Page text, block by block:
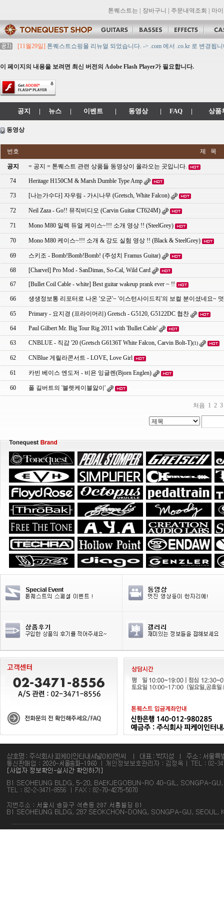
톤퀘스트는 장바구니 주문내역조회 마
[11월29일] 톤퀘스트쇼핑몰 리뉴얼 되었습니다. -> .com 에서 .co.kr 로 변경됩
[11월29일][대리점 모집] Gretsch, Jackson 대리점 모집!! 그레치기타, 잭슨기타
[11월29일]
2021년 추석 영업 시간 & 배송 공지
이 페이지의 내용을 보려면 최신 버전의 Adobe Flash Player가 필요합니다.
공지 | 뉴스 | 이벤트 | 동영상 | FAQ | 상품
동영상
번호 제 목
공지 = 공지 = 톤퀘스트 관련 상품들 동영상이 올라오는 곳입니다.
74 Heritage H150CM & Marsh Dumble Type Amp
73 [나는가수다] 자우림 - 가시나무 (Gretsch, White Falcon)
72 Neil Zaza - Go!! 뮤직비디오 (Carvin Guitar CT624M)
71 Mono M80 일렉 듀얼 케이스~!!! 소개 영상 !! (SteelGrey)
70 Mono M80 케이스~!!! 소개 & 강도 실험 영상 !! (Black & SteelGrey)
69 스키조 - Bomb!Bomb!Bomb! (주성치 Framus Guitar)
68
[Charvel] Pro Mod - SanDimas, So-Cal, Wild Card
67
[Bullet Coil Cable - white] Best guitar wakeup prank ever ~ !!
66 생생정보통 리포터로 나온 '오군'~ '이스턴사이드킥'의 보컬 분이셨네요~
65 Primary - 요지경 (프라이머리) Gretsch - G5120, G5122DC 협찬
64 Paul Gilbert Mr. Big Tour Rig 2011 with 'Bullet Cable'
63 CNBLUE - 직감 '20 (Gretsch G6136T White Falcon, Carvin Bolt-T)(1)
62 CNBlue 게릴라콘서트 - LOVE, Love Girl
61 카빈 베이스 엔도저 - 비욘 잉글렌(Bjorn Englen)
60 폴 길버트의 '블렛케이블앓이'
처음 1 2 3